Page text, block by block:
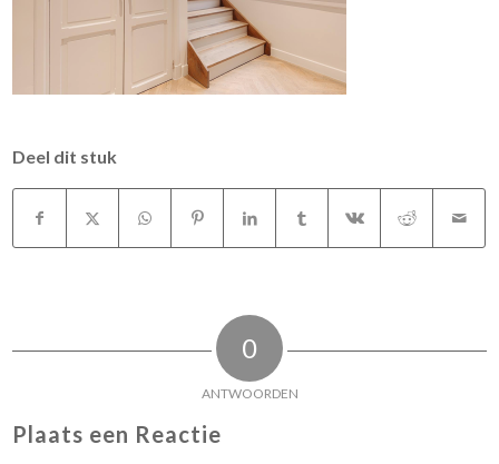
Deel dit stuk
0
ANTWOORDEN
Plaats een Reactie